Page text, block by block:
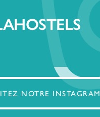
NOTRE INSTAGRAM